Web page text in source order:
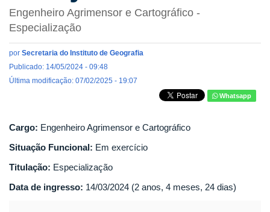
Engenheiro Agrimensor e Cartográfico -
Especialização
por Secretaria do Instituto de Geografia
Publicado: 14/05/2024 - 09:48
Última modificação: 07/02/2025 - 19:07
Whatsapp
Cargo: Engenheiro Agrimensor e Cartográfico
Situação Funcional: Em exercício
Titulação: Especialização
Data de ingresso: 14/03/2024 (2 anos, 4 meses, 24 dias)